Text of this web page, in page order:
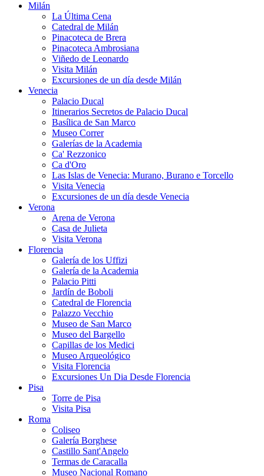
Milán
La Última Cena
Catedral de Milán
Pinacoteca de Brera
Pinacoteca Ambrosiana
Viñedo de Leonardo
Visita Milán
Excursiones de un día desde Milán
Venecia
Palacio Ducal
Itinerarios Secretos de Palacio Ducal
Basílica de San Marco
Museo Correr
Galerías de la Academia
Ca' Rezzonico
Ca d'Oro
Las Islas de Venecia: Murano, Burano e Torcello
Visita Venecia
Excursiones de un día desde Venecia
Verona
Arena de Verona
Casa de Julieta
Visita Verona
Florencia
Galería de los Uffizi
Galería de la Academia
Palacio Pitti
Jardín de Boboli
Catedral de Florencia
Palazzo Vecchio
Museo de San Marco
Museo del Bargello
Capillas de los Medici
Museo Arqueológico
Visita Florencia
Excursiones Un Dia Desde Florencia
Pisa
Torre de Pisa
Visita Pisa
Roma
Coliseo
Galería Borghese
Castillo Sant'Angelo
Termas de Caracalla
Museo Nacional Romano